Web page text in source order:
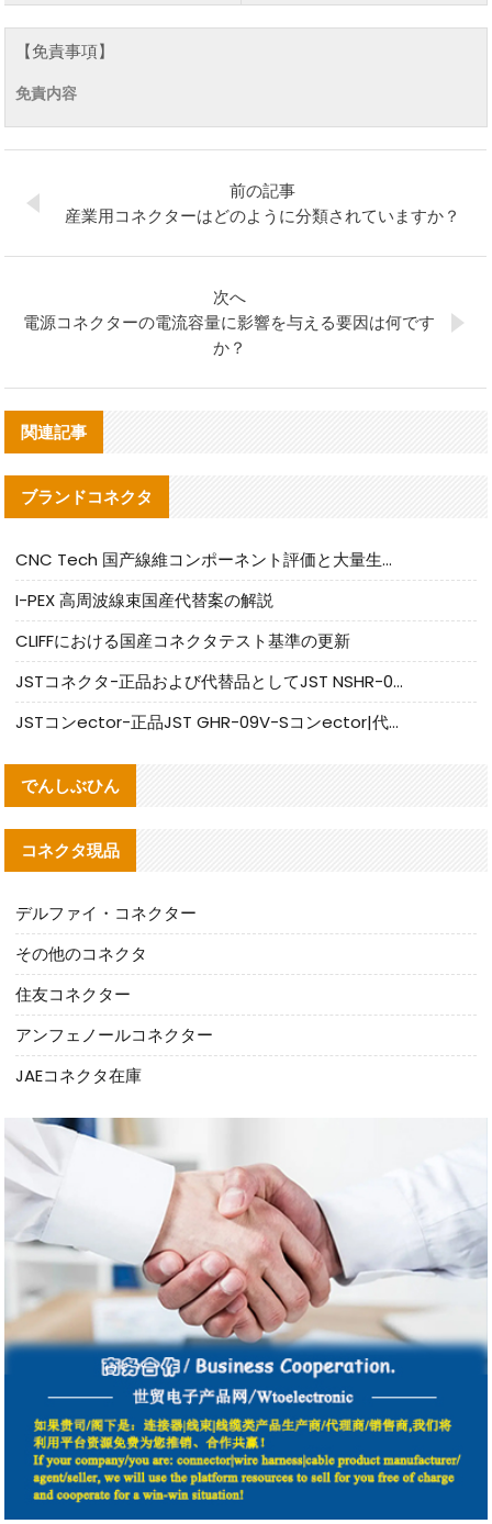
【免責事項】
免責内容
前の記事
産業用コネクターはどのように分類されていますか？
次へ
電源コネクターの電流容量に影響を与える要因は何です
か？
関連記事
ブランドコネクタ
CNC Tech 国产線維コンポーネント評価と大量生産適合ガイド
I-PEX 高周波線束国産代替案の解説
CLIFFにおける国産コネクタテスト基準の更新
JSTコネクタ-正品および代替品としてJST NSHR-02V-Sコネクタを提供します
JSTコンector-正品JST GHR-09V-Sコンector|代替品提供
でんしぶひん
コネクタ現品
デルファイ・コネクター
その他のコネクタ
住友コネクター
アンフェノールコネクター
JAEコネクタ在庫